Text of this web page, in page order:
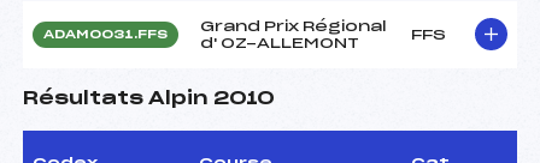
ADAM0031.FFS
Grand Prix Régional
d' OZ-ALLEMONT
FFS
Résultats Alpin 2010